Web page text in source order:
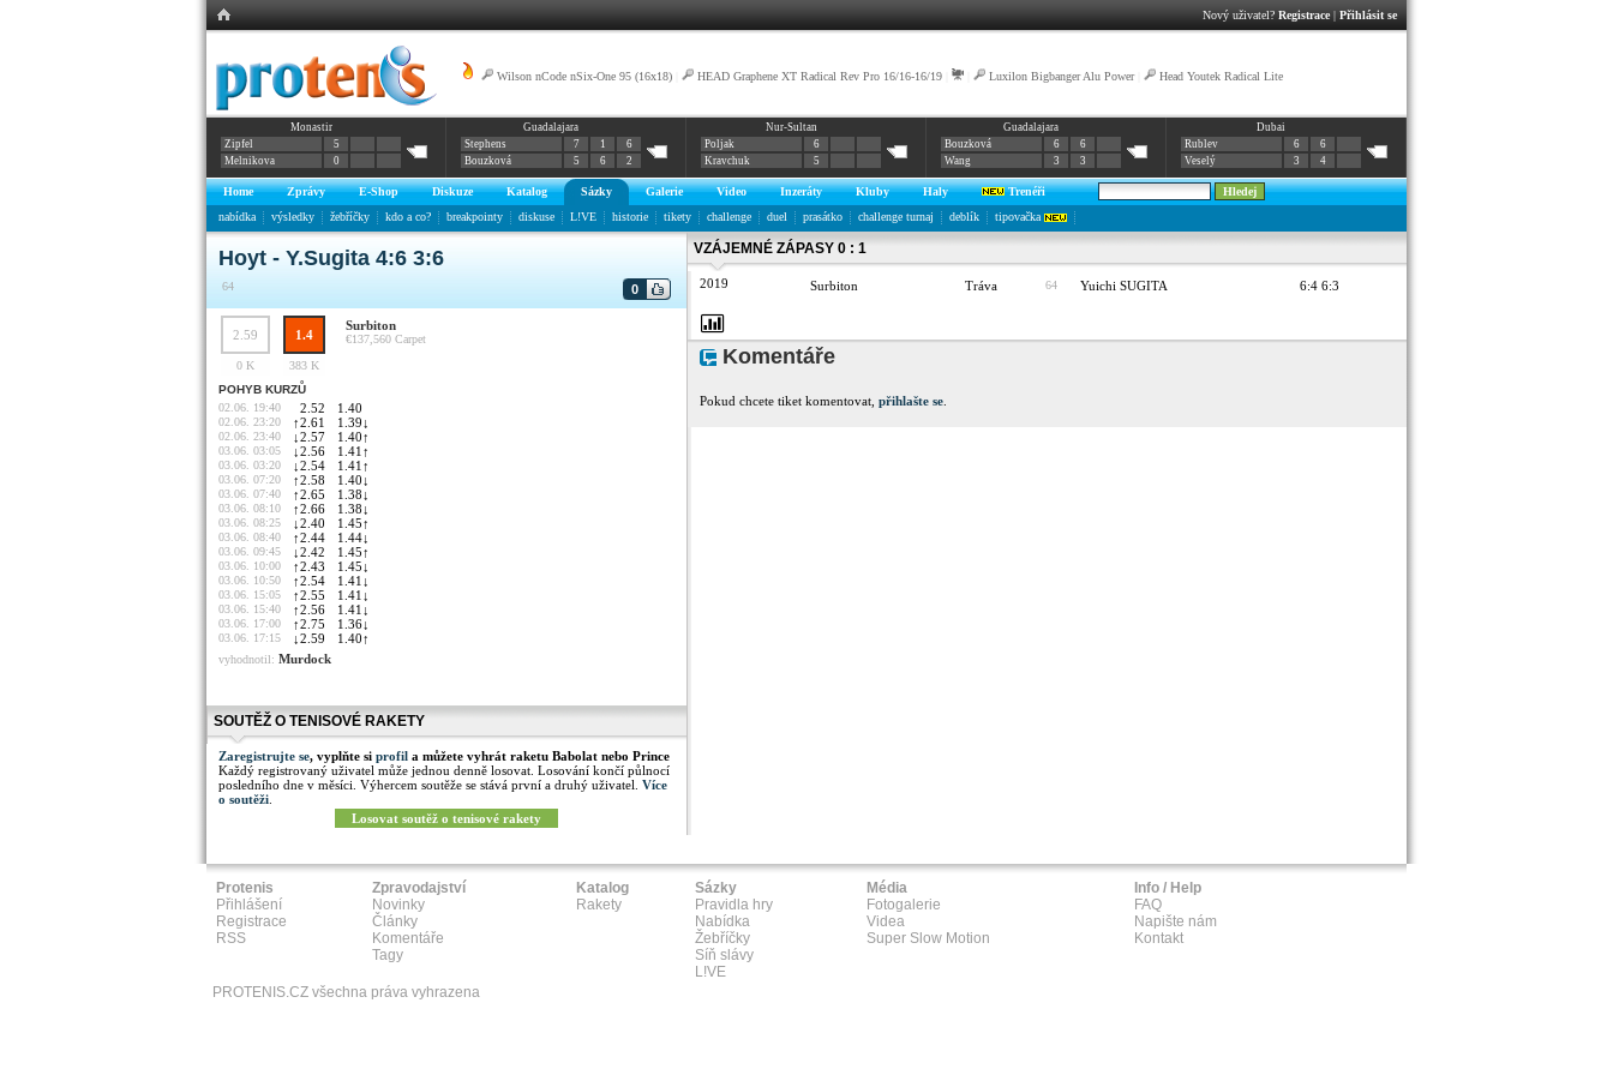
Nový uživatel? Registrace| Přihlásit se
Wilson nCode nSix-One 95 (16x18) HEAD Graphene XT Radical Rev Pro 16/16-16/19 Luxilon Bigbanger Alu Power| Head Youtek Radical Lite
Monastir
Zipfel
5
Melnikova
0
Guadalajara
Stephens
7 1
6
Bouzková
5 6 2
Nur-Sultan
Poljak
6
Kravchuk
5
Guadalajara
Bouzková
6
6
Wang
3 3
Dubai
Rublev
6
6
Veselý
3 4
Home Zprávy E-Shop Diskuze Katalog Sázky Galerie Video Inzeráty Kluby Haly
Trenéři
nabídka
výsledky žebříčky kdo a co? breakpointy diskuse L!VE historie tikety challenge duel prasátko challenge turnaj deblík tipovačka
Hoyt - Y.Sugita 4:6 3:6
64 0
2.59 1.4
Surbiton
€137,560 Carpet
0 K
383 K
POHYB KURZŮ
02.06. 19:40
2.52 1.40
02.06. 23:20 ↑2.61 1.39 ↓
02.06. 23:40 ↓ 2.57 1.40↑
03.06. 03:05 ↓ 2.56 1.41 ↑
03.06. 03:20 ↓ 2.54 1.41 ↑
03.06. 07:20 ↑2.58 1.40 ↓
03.06. 07:40 ↑2.65 1.38 ↓
03.06. 08:10 ↑2.66 1.38 ↓
03.06. 08:25 ↓ 2.40 1.45↑
03.06. 08:40 ↑2.44 1.44↓
03.06. 09:45 ↓ 2.42 1.45↑
03.06. 10:00 ↑2.43 1.45 ↓
03.06. 10:50 ↑2.54 1.41 ↓
03.06. 15:05 ↑2.55 1.41 ↓
03.06. 15:40 ↑2.56 1.41 ↓
03.06. 17:00 ↑2.75 1.36↓
03.06. 17:15 ↓ 2.59 1.40↑
vyhodnotil: Murdock
SOUTĚŽ O TENISOVÉ RAKETY
Zaregistrujte se, vyplňte si profil a můžete vyhrát raketu Babolat nebo Prince
Každý registrovaný uživatel může jednou denně losovat. Losování končí půlnocí
posledního dne v měsíci. Výhercem soutěže se stává první a druhý uživatel. Více
o soutěži
Losovat soutěž o tenisové rakety
VZÁJEMNÉ ZÁPASY 0 : 1
2019 Surbiton Tráva 64 Yuichi SUGITA 6:4 6:3
Komentáře
Pokud chcete tiket komentovat, přihlašte se
Protenis
Přihlášení
Registrace
RSS
Zpravodajství
Novinky
Články
Komentáře
Tagy
Katalog
Rakety
Sázky
Pravidla hry
Nabídka
Žebříčky
Síň slávy
L!VE
Média
Fotogalerie
Videa
Super Slow Motion
Info / Help
FAQ
Napište nám
Kontakt
PROTENIS.CZ všechna práva vyhrazena